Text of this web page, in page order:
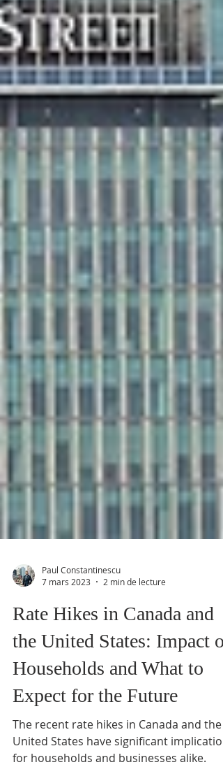
7 mars 2023
2 min de lecture
Rate Hikes in Canada and
the United States: Impact on
Households and What to
Expect for the Future
The recent rate hikes in Canada and the